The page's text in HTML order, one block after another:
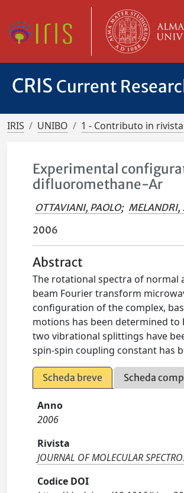
CRIS Current
IRIS UNIBO 1 - Contributo in rivista
Experimental
difluoromethane-Ar
OTTAVIANI, PAOLO; MELANDRI,
2006
Abstract
The rotational spectra of normal
beam Fourier transform
configuration of the complex,
motions has been determined to
two vibrational splittings have
spin-spin coupling constant has
Scheda breve Scheda
Anno
2006
Rivista
JOURNAL OF MOLECULAR
Codice DOI